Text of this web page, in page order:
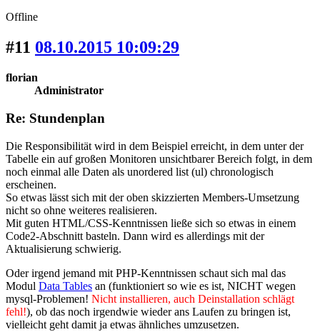
Offline
#11 08.10.2015 10:09:29
florian
Administrator
Re: Stundenplan
Die Responsibilität wird in dem Beispiel erreicht, in dem unter der
Tabelle ein auf großen Monitoren unsichtbarer Bereich folgt, in dem
noch einmal alle Daten als unordered list (ul) chronologisch
erscheinen.
So etwas lässt sich mit der oben skizzierten Members-Umsetzung
nicht so ohne weiteres realisieren.
Mit guten HTML/CSS-Kenntnissen ließe sich so etwas in einem
Code2-Abschnitt basteln. Dann wird es allerdings mit der
Aktualisierung schwierig.
Oder irgend jemand mit PHP-Kenntnissen schaut sich mal das
Modul Data Tables an (funktioniert so wie es ist, NICHT wegen
mysql-Problemen! Nicht installieren, auch Deinstallation schlägt
fehl!), ob das noch irgendwie wieder ans Laufen zu bringen ist,
vielleicht geht damit ja etwas ähnliches umzusetzen.